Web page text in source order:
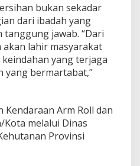
bukan sekadar
dari ibadah yang
tanggung jawab. “Dari
lahir masyarakat
yang terjaga
yang bermartabat,”
Kendaraan Arm Roll dan
Kota melalui Dinas
Provinsi